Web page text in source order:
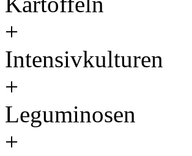
+
Intensivkulturen
+
Leguminosen
+